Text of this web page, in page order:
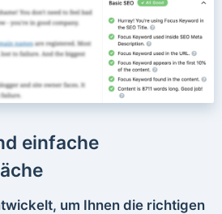
einfache
um Ihnen die richtigen